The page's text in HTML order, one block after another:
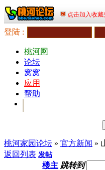
登陆 :
桃河网
论坛
窝窝
应用
帮助
桃河家园论坛 » 官方新闻 »
返回列表 发帖
楼主 跳转到